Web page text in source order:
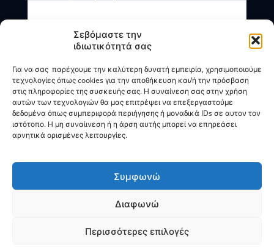
Σεβόμαστε την
ιδιωτικότητά σας
Για να σας παρέχουμε την καλύτερη δυνατή εμπειρία, χρησιμοποιούμε
τεχνολογίες όπως cookies για την αποθήκευση και/ή την πρόσβαση
στις πληροφορίες της συσκευής σας. Η συναίνεση σας στην χρήση
αυτών των τεχνολογιών θα μας επιτρέψει να επεξεργαστούμε
δεδομένα όπως συμπεριφορά περιήγησης ή μοναδικά IDs σε αυτον τον
ιστότοπο. Η μη συναίινεση ή η άρση αυτής μπορεί να επηρεάσει
αρνητικά ορισμένες λειτουργίες.
Συμφωνώ
Διαφωνώ
Περισσότερες επιλογές
Η BOXmind παρέχει πληροφοριακές και συμβουλευτικές
υπηρεσίες. Δεν προσφέρει υπηρεσίες ρύθμισης ή
διαγραφής οφειλών.
byVNG